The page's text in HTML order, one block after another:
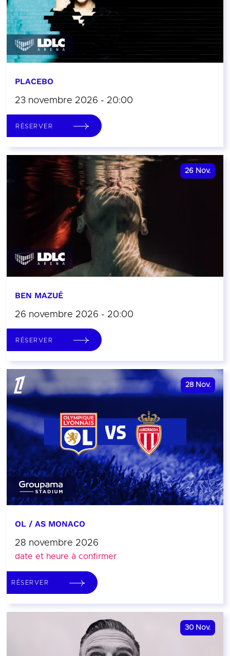
PLACEBO
23 novembre 2026 - 20:00
RÉSERVER
26 Nov.
BEN MAZUÉ
26 novembre 2026 - 20:00
RÉSERVER
28 Nov.
OL / AS MONACO
28 novembre 2026
date et heure à confirmer
RÉSERVER
30 Nov.